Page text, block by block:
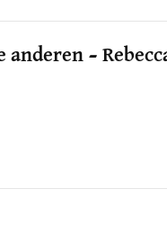
anderen –